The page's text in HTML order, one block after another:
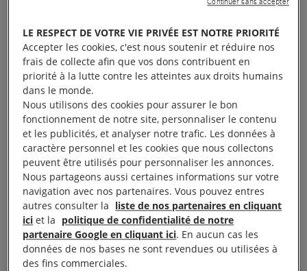
attaques dans le sud d’Israël. Bilan : environ
1 200 personnes tuées, principalement des civil·es,
et 250 otages kidnappés. Et un traumatisme,
comme l’explique l’historien Vincent Lemire dans un
entretien pourLa Chronique, le magazine des droits
humains : «Chez les Israéliens, cette attaque a
réveillé la mémoire des pogroms et de la Shoah. La
phrase évoquant « le pire massacre de Juifs depuis
la Shoah » témoigne à elle seule du choc ressenti
par beaucoup d’Israéliens« .
À lire aussi : « Le 7 octobre est un tournant radical » :
entretien avec l’historien Vincent Lemire
LE RESPECT DE VOTRE VIE PRIVÉE EST NOTRE PRIORITÉ
Accepter les cookies, c'est nous soutenir et réduire nos
frais de collecte afin que vos dons contribuent en
priorité à la lutte contre les atteintes aux droits humains
dans le monde.
Nous utilisons des cookies pour assurer le bon
fonctionnement de notre site, personnaliser le contenu
et les publicités, et analyser notre trafic. Les données à
caractère personnel et les cookies que nous collectons
peuvent être utilisés pour personnaliser les annonces.
Nous partageons aussi certaines informations sur votre
navigation avec nos partenaires. Vous pouvez entres
autres consulter la liste de nos partenaires en cliquant
ici et la politique de confidentialité de notre
partenaire Google en cliquant ici. En aucun cas les
données de nos bases ne sont revendues ou utilisées à
des fins commerciales.